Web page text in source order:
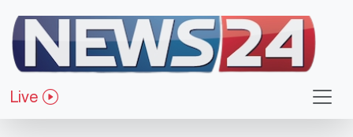
Live
রাজধানী
১০০ টাকার বেশি ময়লার বিল নিলে
লাইসেন্স বাতিল